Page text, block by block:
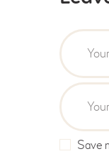
Save